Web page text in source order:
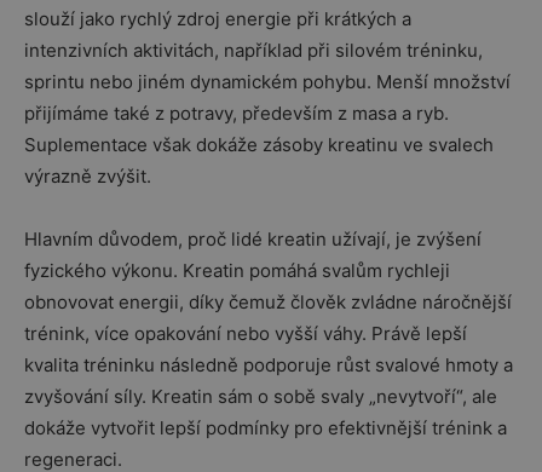
slouží jako rychlý zdroj energie při krátkých a
intenzivních aktivitách, například při silovém tréninku,
sprintu nebo jiném dynamickém pohybu. Menší množství
přijímáme také z potravy, především z masa a ryb.
Suplementace však dokáže zásoby kreatinu ve svalech
výrazně zvýšit.
Hlavním důvodem, proč lidé kreatin užívají, je zvýšení
fyzického výkonu. Kreatin pomáhá svalům rychleji
obnovovat energii, díky čemuž člověk zvládne náročnější
trénink, více opakování nebo vyšší váhy. Právě lepší
kvalita tréninku následně podporuje růst svalové hmoty a
zvyšování síly. Kreatin sám o sobě svaly „nevytvoří“, ale
dokáže vytvořit lepší podmínky pro efektivnější trénink a
regeneraci.